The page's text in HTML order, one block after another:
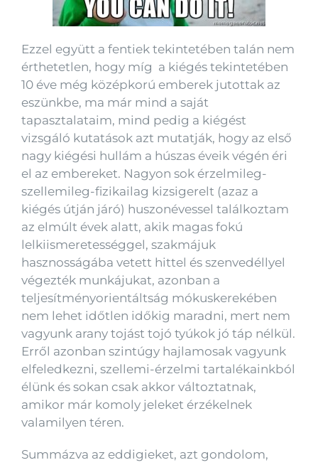
Ezzel együtt a fentiek tekintetében talán nem
érthetetlen, hogy míg a kiégés tekintetében
10 éve még középkorú emberek jutottak az
eszünkbe, ma már mind a saját
tapasztalataim, mind pedig a kiégést
vizsgáló kutatások azt mutatják, hogy az első
nagy kiégési hullám a húszas éveik végén éri
el az embereket. Nagyon sok érzelmileg-
szellemileg-fizikailag kizsigerelt (azaz a
kiégés útján járó) huszonévessel találkoztam
az elmúlt évek alatt, akik magas fokú
lelkiismeretességgel, szakmájuk
hasznosságába vetett hittel és szenvedéllyel
végezték munkájukat, azonban a
teljesítményorientáltság mókuskerekében
nem lehet időtlen időkig maradni, mert nem
vagyunk arany tojást tojó tyúkok jó táp nélkül.
Erről azonban szintúgy hajlamosak vagyunk
elfeledkezni, szellemi-érzelmi tartalékainkból
élünk és sokan csak akkor változtatnak,
amikor már komoly jeleket érzékelnek
valamilyen téren.
Summázva az eddigieket, azt gondolom,